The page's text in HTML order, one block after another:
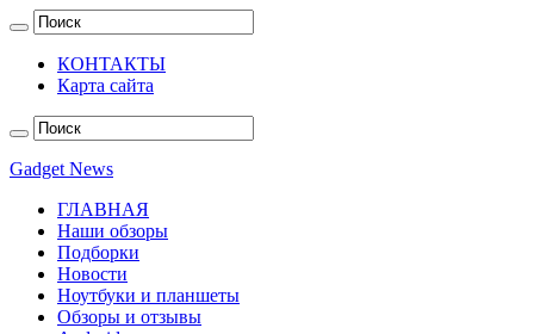
КОНТАКТЫ
Карта сайта
Gadget News
ГЛАВНАЯ
Наши обзоры
Подборки
Новости
Ноутбуки и планшеты
Обзоры и отзывы